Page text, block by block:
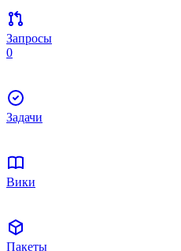
Запросы
0
Задачи
Вики
Пакеты